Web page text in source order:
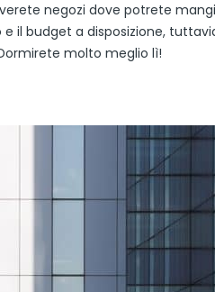
negozi dove potrete
il budget a disposizione,
molto meglio lì!